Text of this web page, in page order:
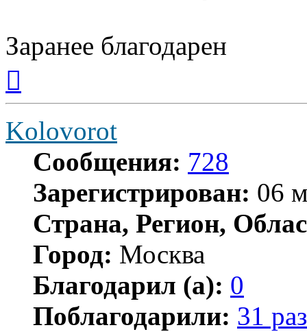
Заранее благодарен
началу
Kolovorot
Сообщения: 728
Зарегистрирован: 06
Страна, Регион,
Город: Москва
Благодарил (а): 0
Поблагодарили: 31 раз